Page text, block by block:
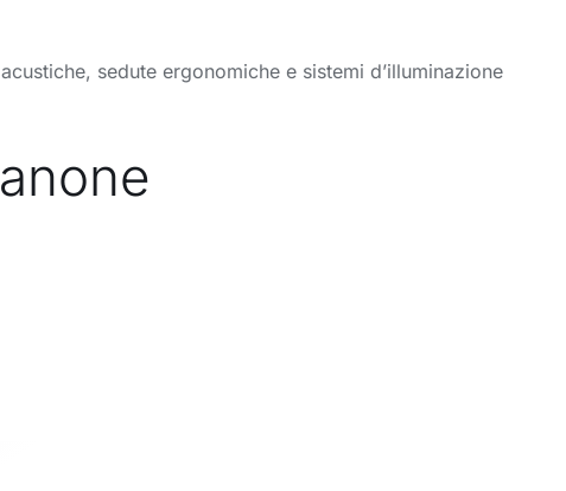
sedute ergonomiche e sistemi d’illuminazione